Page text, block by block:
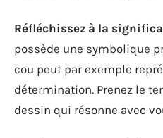
Réfléchissez à la
possède une symbolique
cou peut par exemple
détermination. Prenez le
dessin qui résonne avec